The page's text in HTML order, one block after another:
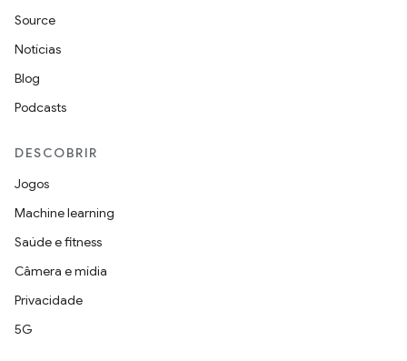
Source
Notícias
Blog
Podcasts
DESCOBRIR
Jogos
Machine learning
Saúde e fitness
Câmera e mídia
Privacidade
5G